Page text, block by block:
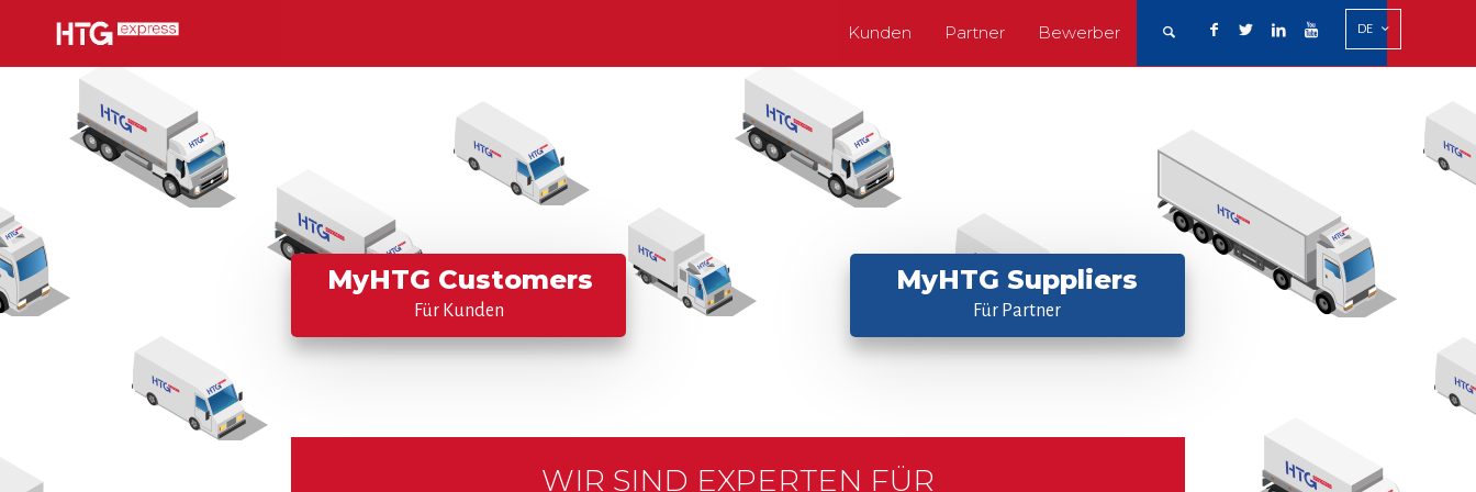
Kunden Partner Bewerber DE
MyHTG Customers
Für Kunden
MyHTG Suppliers
Für Partner
WIR SIND EXPERTEN FÜR